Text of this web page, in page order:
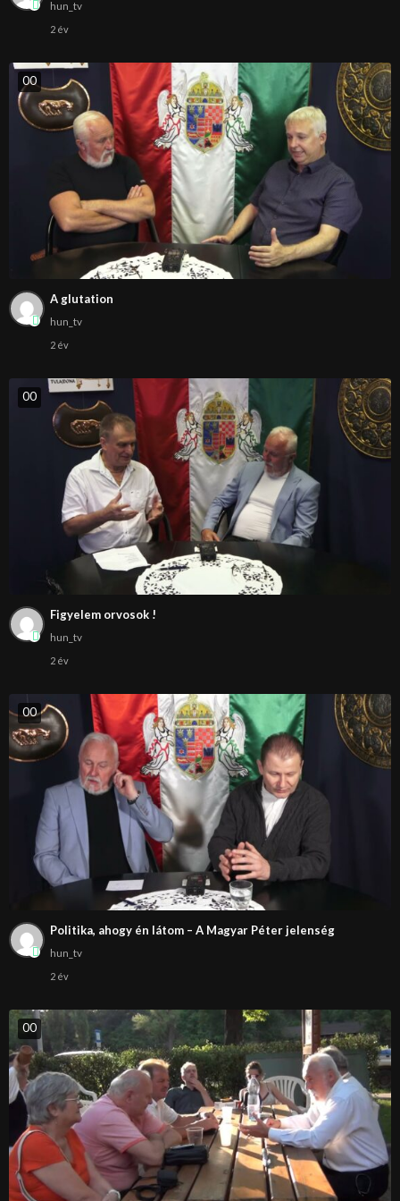
hun_tv
2 év
00
A glutation
hun_tv
2 év
00
Figyelem orvosok !
hun_tv
2 év
00
Politika, ahogy én látom – A Magyar Péter jelenség
hun_tv
2 év
00